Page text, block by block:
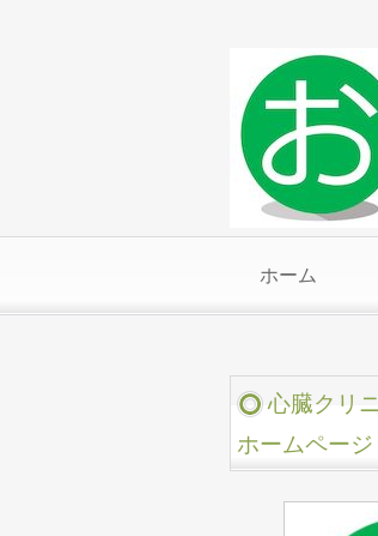
ホーム
心臓クリ
ホームページ